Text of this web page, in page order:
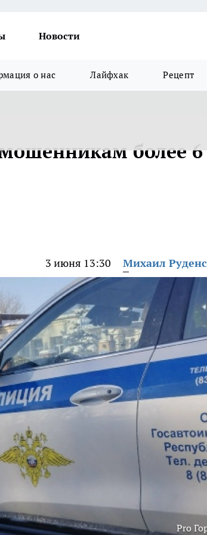
Новости
о нас Лайфхак Рецепт
более 6
3 июня 13:30 Михаил
Pro